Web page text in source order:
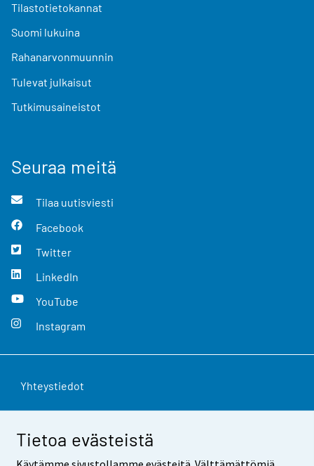
Tietoa evästeistä
Tilastotietokannat
Suomi lukuina
Rahanarvonmuunnin
Tulevat julkaisut
Tutkimusaineistot
Seuraa meitä
Tilaa uutisviesti
Facebook
Twitter
LinkedIn
YouTube
Instagram
Yhteystiedot
Palaute
Käyttöehdot